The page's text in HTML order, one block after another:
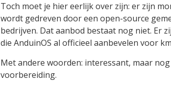
Toch moet je hier eerlijk over zijn: er zijn
wordt gedreven door een open-source
bedrijven. Dat aanbod bestaat nog niet. Er
die AnduinOS al officieel aanbevelen voor
Met andere woorden: interessant, maar
voorbereiding.